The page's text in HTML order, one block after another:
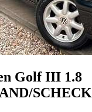
Golf III 1.8